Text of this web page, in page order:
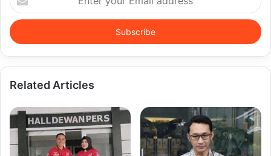
your
Email
address
Related Articles